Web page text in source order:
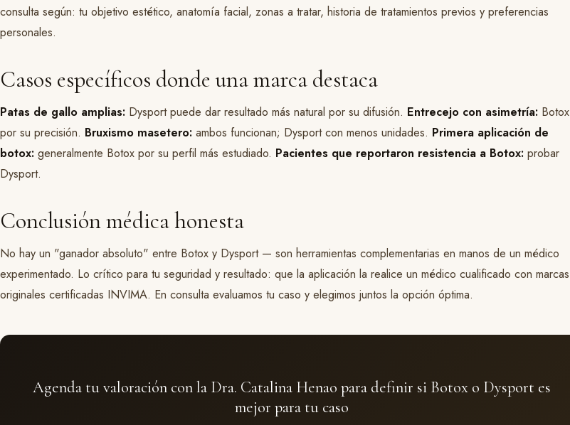
consulta según: tu objetivo estético, anatomía facial, zonas a tratar, historia de tratamientos previos y preferencias
personales.
Casos específicos donde una marca destaca
Patas de gallo amplias: Dysport puede dar resultado más natural por su difusión. Entrecejo con asimetría: Botox
por su precisión. Bruxismo masetero: ambos funcionan; Dysport con menos unidades. Primera aplicación de
botox: generalmente Botox por su perfil más estudiado. Pacientes que reportaron resistencia a Botox: probar
Dysport.
Conclusión médica honesta
No hay un "ganador absoluto" entre Botox y Dysport — son herramientas complementarias en manos de un médico
experimentado. Lo crítico para tu seguridad y resultado: que la aplicación la realice un médico cualificado con marcas
originales certificadas INVIMA. En consulta evaluamos tu caso y elegimos juntos la opción óptima.
Agenda tu valoración con la Dra. Catalina Henao para definir si Botox o Dysport es
mejor para tu caso